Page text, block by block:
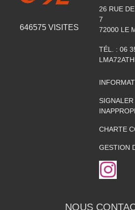
646575 VISITES
26 RUE
7
72000 LE
TÉL. : 06
CHARTE
GESTION
NOUS